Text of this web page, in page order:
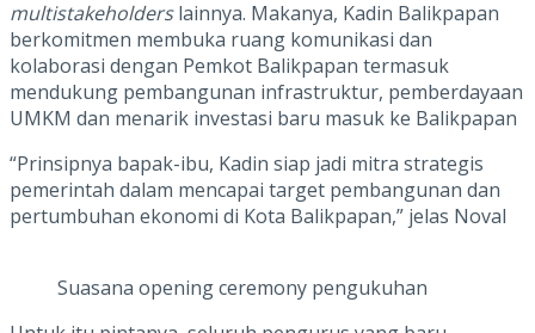
multistakeholderslainnya. Makanya, Kadin Balikpapan
berkomitmen membuka ruang komunikasi dan
kolaborasi dengan Pemkot Balikpapan termasuk
mendukung pembangunan infrastruktur, pemberdayaan
UMKM dan menarik investasi baru masuk ke Balikpapan
“Prinsipnya bapak-ibu, Kadin siap jadi mitra strategis
pemerintah dalam mencapai target pembangunan dan
pertumbuhan ekonomi di Kota Balikpapan,” jelas Noval
Suasana opening ceremony pengukuhan